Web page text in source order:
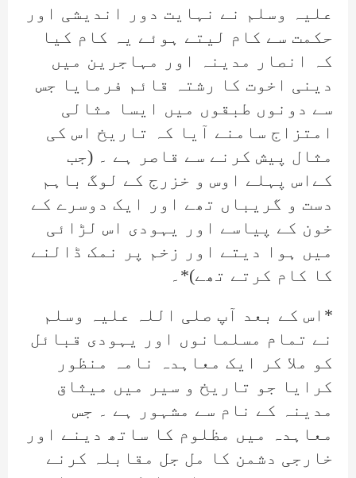
علیہ وسلم نے نہایت دور اندیشی اور
حکمت سے کام لیتے ہوئے یہ کام کیا
کہ انصار مدینہ اور مہاجرین میں
دینی اخوت کا رشتہ قائم فرمایا جس
سے دونوں طبقوں میں ایسا مثالی
امتزاج سامنے آیا کہ تاریخ اس کی
مثال پیش کرنے سے قاصر ہے ۔ (جب
کےاس پہلے اوس و خزرج کے لوگ باہم
دست و گریباں تھے اور ایک دوسرے کے
خون کے پیاسے اور یہودی اس لڑائی
میں ہوا دیتے اور زخم پر نمک ڈالنے
کا کام کرتے تھے)*۔
*اس کے بعد آپ صلی اللہ علیہ وسلم
نے تمام مسلمانوں اور یہودی قبائل
کو ملا کر ایک معاہدہ نامہ منظور
کرایا جو تاریخ و سیر میں میثاق
مدینہ کے نام سے مشہور ہے ۔ جس
معاہدہ میں مظلوم کا ساتھ دینے اور
خارجی دشمن کا مل جل مقابلہ کرنے